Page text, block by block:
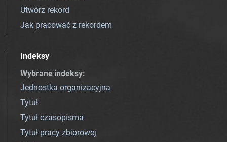
Utwórz rekord
Jak pracować z rekordem
Indeksy
Wybrane indeksy:
Jednostka organizacyjna
Tytuł
Tytuł czasopisma
Tytuł pracy zbiorowej